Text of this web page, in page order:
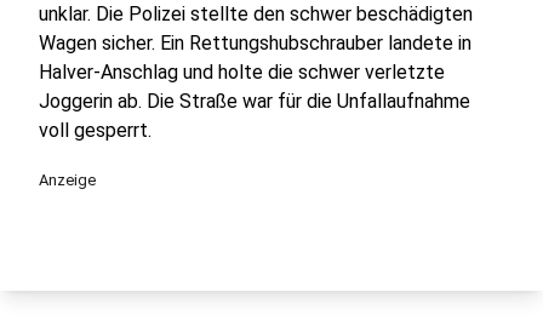
unklar. Die Polizei stellte den schwer beschädigten
Wagen sicher. Ein Rettungshubschrauber landete in
Halver-Anschlag und holte die schwer verletzte
Joggerin ab. Die Straße war für die Unfallaufnahme
voll gesperrt.
Anzeige